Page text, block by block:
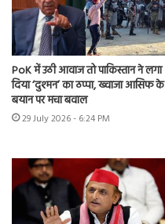
PoK में उठी आवाज तो पाकिस्तान ने लगा
दिया ‘दुश्मन’ का ठप्पा, ख्वाजा आसिफ के
बयान पर मचा बवाल
29 July 2026 - 6:24 PM